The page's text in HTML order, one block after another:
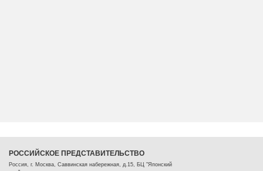
РОССИЙСКОЕ ПРЕДСТАВИТЕЛЬСТВО
Россия, г. Москва, Саввинская набережная, д.15, БЦ "Японский